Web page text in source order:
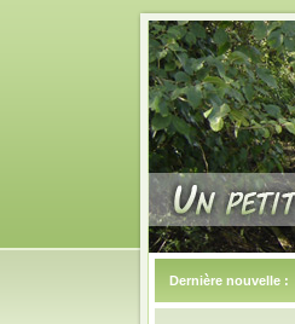
Dernière nouvelle :